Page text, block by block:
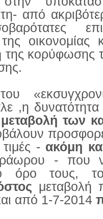
από
της οικονομίας
της
,η
των
- ακόμη
- που
όρο τους,
από 1-7-2014